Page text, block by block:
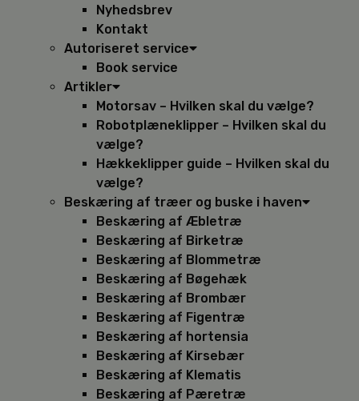
Nyhedsbrev
Kontakt
Autoriseret service
Book service
Artikler
Motorsav – Hvilken skal du vælge?
Robotplæneklipper – Hvilken skal du
vælge?
Hækkeklipper guide – Hvilken skal du
vælge?
Beskæring af træer og buske i haven
Beskæring af Æbletræ
Beskæring af Birketræ
Beskæring af Blommetræ
Beskæring af Bøgehæk
Beskæring af Brombær
Beskæring af Figentræ
Beskæring af hortensia
Beskæring af Kirsebær
Beskæring af Klematis
Beskæring af Pæretræ